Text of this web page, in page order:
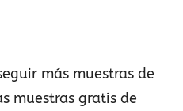
más muestras de
muestras gratis de